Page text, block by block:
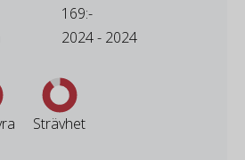
169:-
2024 - 2024
Strävhet